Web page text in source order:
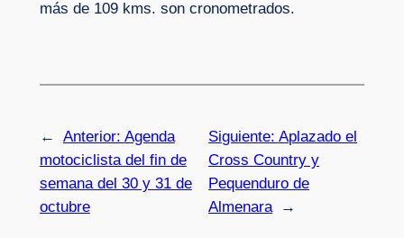
más de 109 kms. son cronometrados.
← Anterior: Agenda
motociclista del fin de
semana del 30 y 31 de
octubre
Siguiente:Aplazado el
Cross Country y
Pequenduro de
Almenara
→